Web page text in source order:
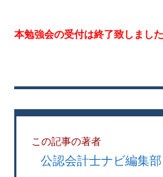
本勉強会の受付は終了致しました
この記事の著者
公認会計士ナビ編集部